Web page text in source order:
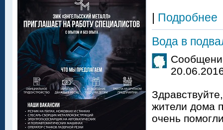
| Подробнее
Вода в
жители дома
очень